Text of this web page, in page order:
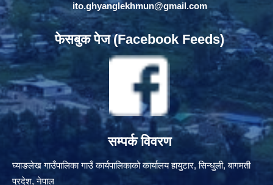
ito.ghyanglekhmun@gmail.com
फेसबुक पेज (Facebook Feeds)
सम्पर्क विवरण
घ्याङलेख गाउँपालिका गाउँ कार्यपालिकाको कार्यालय हायुटार, सिन्धुली, बागमती
प्रदेश, नेपाल